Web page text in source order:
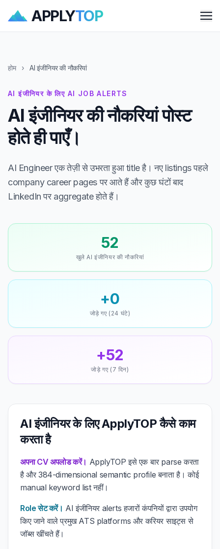
APPLYTOP
होम › AI इंजीनियर की नौकरियां
AI इंजीनियर के लिए AI JOB ALERTS
AI इंजीनियर की नौकरियां पोस्ट
होते ही पाएँ।
AI Engineer एक तेज़ी से उभरता हुआ title है। नए listings पहले
company career pages पर आते हैं और कुछ घंटों बाद
LinkedIn पर aggregate होते हैं।
52
खुले AI इंजीनियर की नौकरियां
+0
जोड़े गए (24 घंटे)
+52
जोड़े गए (7 दिन)
AI इंजीनियर के लिए ApplyTOP कैसे काम
करता है
अपना CV अपलोड करें। ApplyTOP इसे एक बार parse करता
है और 384-dimensional semantic profile बनाता है। कोई
manual keyword list नहीं।
Role सेट करें। AI इंजीनियर alerts हजारों कंपनियों द्वारा उपयोग
किए जाने वाले प्रमुख ATS platforms और करियर साइट्स से
जॉब्स खींचते हैं।